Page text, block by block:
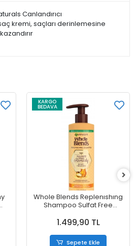
Canlandırıcı
kremi, saçları derinlemesine
KARGO
BEDAVA
Whole Blends Replenıshıng
Shampoo Sulfat Free
Şampuan 355 ml
1.499,90 TL
Sepete Ekle